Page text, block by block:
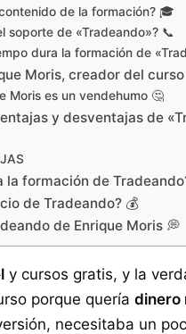
de la formación? 🎓
soporte de «Tradeando»? 📞
dura la formación de
Moris, creador del curso
Moris es un vendehumo 🤔
y desventajas de
la formación de
de Tradeando? 💰
de Enrique Moris 💭
y cursos gratis, y la
porque quería dinero
necesitaba un